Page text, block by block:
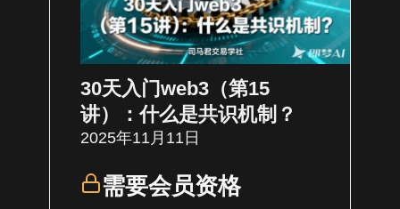
30天入门web3（第15
讲）：什么是共识机制？
2025年11月11日
需要会员资格